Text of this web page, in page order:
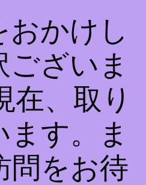
おかけし
ざいま
在、取り
す。ま
問をお待